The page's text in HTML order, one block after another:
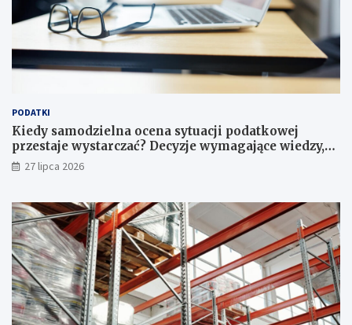
PODATKI
Kiedy samodzielna ocena sytuacji podatkowej
przestaje wystarczać? Decyzje wymagające wiedzy,
której nie zastąpi internet
27 lipca 2026